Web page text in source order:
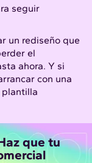
seguir
un rediseño que
el
ahora. Y si
con una
plantilla
que tu